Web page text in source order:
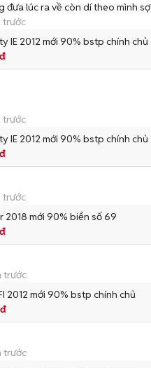
đưa lúc ra về còn dí theo mình
trước
IE 2012 mới 90% bstp chính chủ
trước
IE 2012 mới 90% bstp chính chủ
trước
2018 mới 90% biển số 69
trước
2012 mới 90% bstp chính chủ
trước